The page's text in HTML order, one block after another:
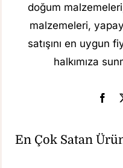
doğum
malzemeleri,
satışını en uygun
halkımıza
En Çok Satan